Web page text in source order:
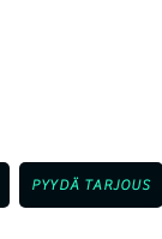
PYYDÄ TARJOUS